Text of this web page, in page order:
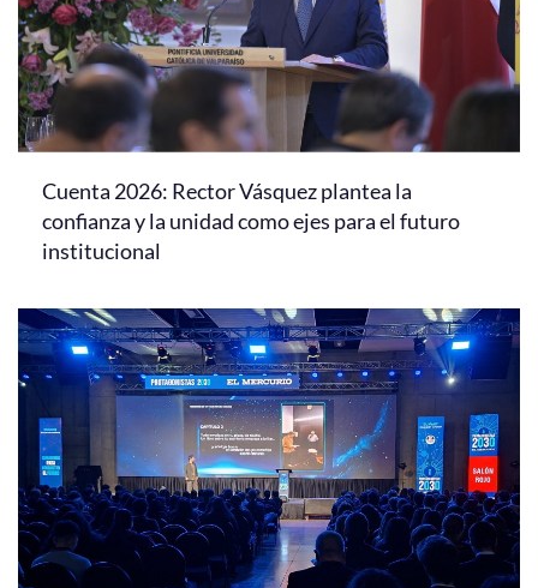
Cuenta 2026: Rector Vásquez plantea la
confianza y la unidad como ejes para el futuro
institucional